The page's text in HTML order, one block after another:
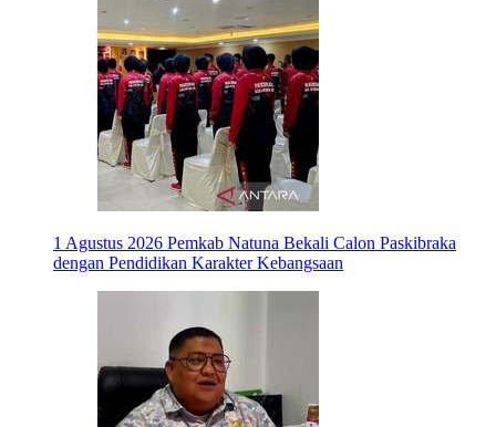
1 Agustus 2026 Pemkab Natuna Bekali Calon Paskibraka
dengan Pendidikan Karakter Kebangsaan